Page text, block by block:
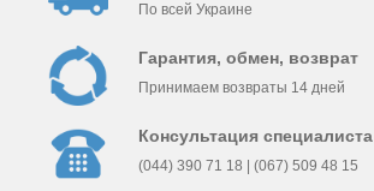
По всей Украине
Гарантия, обмен, возврат
Принимаем возвраты 14 дней
Консультация специалиста
(044) 390 71 18 | (067) 509 48 15